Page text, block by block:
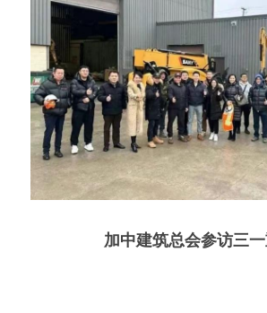
加中建筑总会参访三